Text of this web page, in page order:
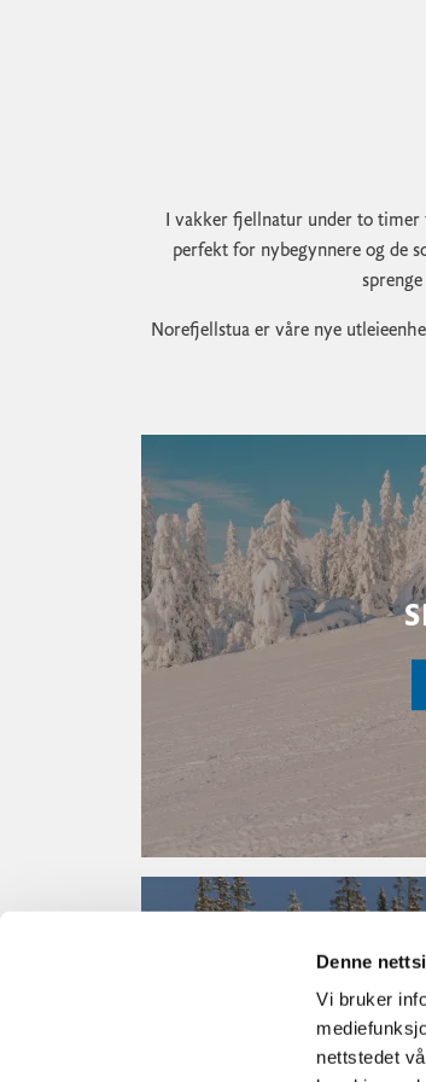
Denne
Vi bruker
nettstedet
I vakker fjellnatur under to timer
perfekt for nybegynnere og de
Norefjellstua er våre nye